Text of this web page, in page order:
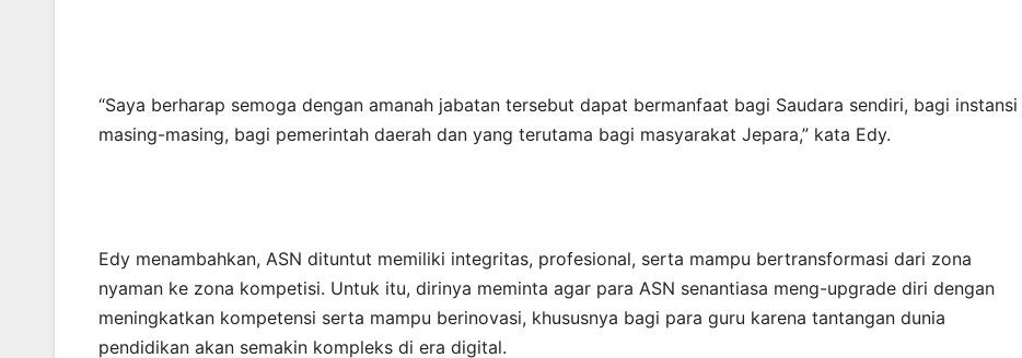
“Saya berharap semoga dengan amanah jabatan tersebut dapat bermanfaat bagi Saudara sendiri, bagi instansi
masing-masing, bagi pemerintah daerah dan yang terutama bagi masyarakat Jepara,” kata Edy.
Edy menambahkan, ASN dituntut memiliki integritas, profesional, serta mampu bertransformasi dari zona
nyaman ke zona kompetisi. Untuk itu, dirinya meminta agar para ASN senantiasa meng-upgrade diri dengan
meningkatkan kompetensi serta mampu berinovasi, khususnya bagi para guru karena tantangan dunia
pendidikan akan semakin kompleks di era digital.